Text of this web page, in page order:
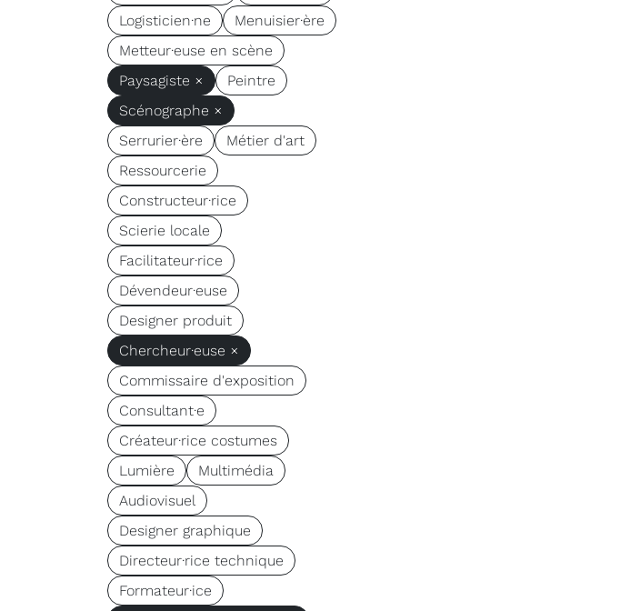
Logisticien·ne
Menuisier·ère
Metteur·euse en scène
Paysagiste ×
Peintre
Scénographe ×
Serrurier·ère
Métier d'art
Ressourcerie
Constructeur·rice
Scierie locale
Facilitateur·rice
Dévendeur·euse
Designer produit
Chercheur·euse ×
Commissaire d'exposition
Consultant·e
Créateur·rice costumes
Lumière
Multimédia
Audiovisuel
Designer graphique
Directeur·rice technique
Formateur·ice